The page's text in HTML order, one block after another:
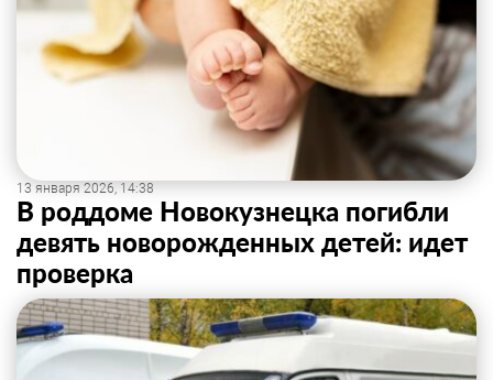
13 января 2026, 14:38
В роддоме Новокузнецка погибли
девять новорожденных детей: идет
проверка